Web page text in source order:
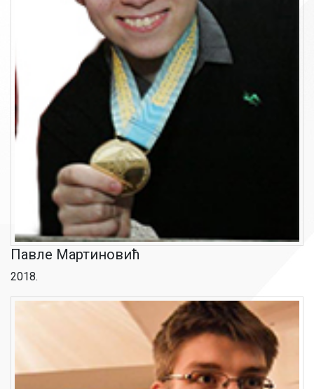
Павле Мартиновић
2018.